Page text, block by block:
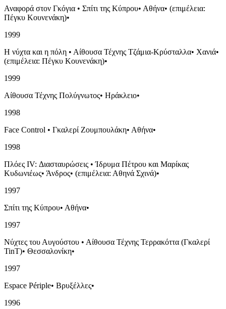
Αναφορά στον Γκόγια • Σπίτι της Κύπρου• Αθήνα• (επιμέλεια:
Πέγκυ Κουνενάκη)•
1999
Η νύχτα και η πόλη • Αίθουσα Τέχνης Τζάμια-Κρύσταλλα• Χανιά•
(επιμέλεια: Πέγκυ Κουνενάκη)•
1999
Αίθουσα Τέχνης Πολύγνωτος• Ηράκλειο•
1998
Face Control • Γκαλερί Ζουμπουλάκη• Αθήνα•
1998
Πλόες IV: Διασταυρώσεις • Ίδρυμα Πέτρου και Μαρίκας
Κυδωνιέως• Άνδρος• (επιμέλεια: Αθηνά Σχινά)•
1997
Σπίτι της Κύπρου• Αθήνα•
1997
Νύχτες του Αυγούστου • Αίθουσα Τέχνης Τερρακόττα (Γκαλερί
TinT)• Θεσσαλονίκη•
1997
Espace Périple• Βρυξέλλες•
1996